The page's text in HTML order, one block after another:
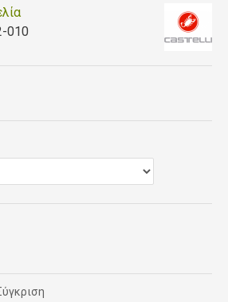
GORE-TEX INFINIUM™
Stretch Light fabric and
on palm for extra grip
010